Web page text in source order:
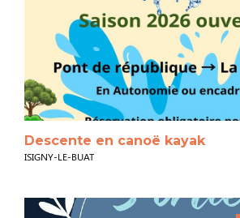
Descente en canoë kayak
ISIGNY-LE-BUAT